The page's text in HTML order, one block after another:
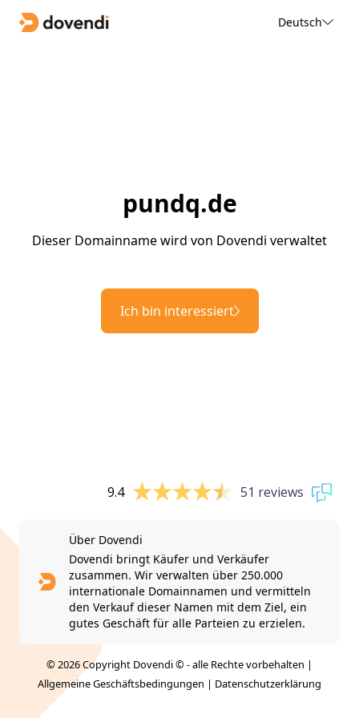
Deutsch
pundq.de
Dieser Domainname wird von Dovendi verwaltet
Ich bin interessiert
9.4 51 reviews
Über Dovendi
Dovendi bringt Käufer und Verkäufer
zusammen. Wir verwalten über 250.000
internationale Domainnamen und vermitteln
den Verkauf dieser Namen mit dem Ziel, ein
gutes Geschäft für alle Parteien zu erzielen.
© 2026 Copyright Dovendi © - alle Rechte vorbehalten |
Allgemeine Geschäftsbedingungen | Datenschutzerklärung